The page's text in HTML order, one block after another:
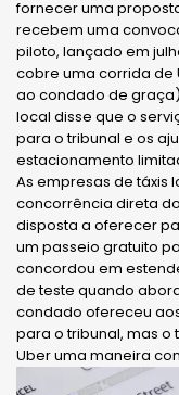
fornecer uma
recebem uma
piloto, lançado em
cobre uma corrida de
ao condado de
local disse que o
para o tribunal e os
estacionamento
As empresas de táxis
concorrência direta
disposta a oferecer
um passeio gratuito
concordou em
de teste quando
condado ofereceu
para o tribunal, mas
Uber uma maneira